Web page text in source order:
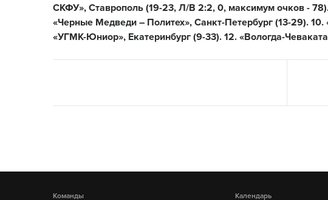
СКФУ», Ставрополь (19-23, Л/В 2:2, 0, максимум очков -
«Черные Медведи – Политех», Санкт-Петербург (13-29). 10.
«УГМК-Юниор», Екатеринбург (9-33). 12. «Вологда-
Команды Календарь